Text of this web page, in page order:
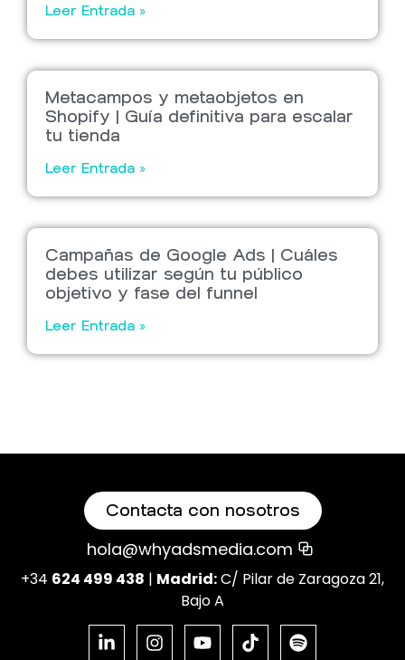
Leer Entrada »
Metacampos y metaobjetos en
Shopify | Guía definitiva para escalar
tu tienda
Leer Entrada »
Campañas de Google Ads | Cuáles
debes utilizar según tu público
objetivo y fase del funnel
Leer Entrada »
Contacta con nosotros
hola@whyadsmedia.com
+34 624 499 438 | Madrid:C/ Pilar de Zaragoza 21,
Bajo A